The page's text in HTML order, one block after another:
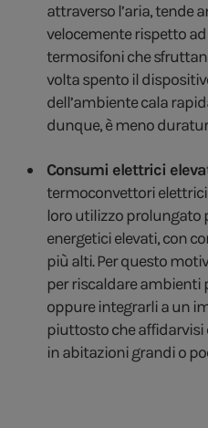
attraverso l’aria, tende
velocemente rispetto
termosifoni che
volta spento il
dell’ambiente cala
dunque, è meno
Consumi elettrici
termoconvettori
loro utilizzo prolungato
energetici elevati, con
più alti. Per questo
per riscaldare ambienti
oppure integrarli a un
piuttosto che affidarvisi
in abitazioni grandi o